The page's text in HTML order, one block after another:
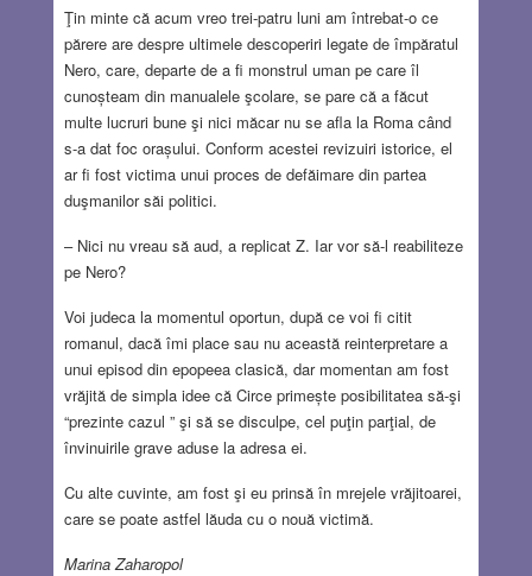
Ţin minte că acum vreo trei-patru luni am întrebat-o ce
părere are despre ultimele descoperiri legate de împăratul
Nero, care, departe de a fi monstrul uman pe care îl
cunoșteam din manualele şcolare, se pare că a făcut
multe lucruri bune şi nici măcar nu se afla la Roma când
s-a dat foc orașului. Conform acestei revizuiri istorice, el
ar fi fost victima unui proces de defăimare din partea
duşmanilor săi politici.
– Nici nu vreau să aud, a replicat Z. Iar vor să-l reabiliteze
pe Nero?
Voi judeca la momentul oportun, după ce voi fi citit
romanul, dacă îmi place sau nu această reinterpretare a
unui episod din epopeea clasică, dar momentan am fost
vrăjită de simpla idee că Circe primește posibilitatea să-şi
“prezinte cazul ” şi să se disculpe, cel puţin parţial, de
învinuirile grave aduse la adresa ei.
Cu alte cuvinte, am fost şi eu prinsă în mrejele vrăjitoarei,
care se poate astfel lăuda cu o nouă victimă.
Marina Zaharopol